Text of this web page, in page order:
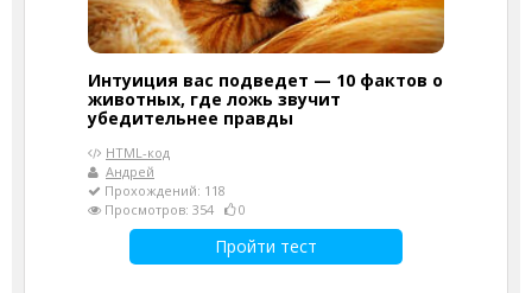
Интуиция вас подведет — 10 фактов о
животных, где ложь звучит
убедительнее правды
HTML-код
Андрей
Прохождений: 118
Просмотров: 354
0
Пройти тест